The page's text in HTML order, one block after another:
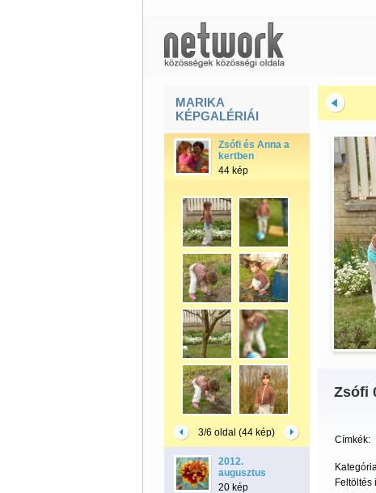
MARIKA
KÉPGALÉRIÁI
Zsófi és Anna a
kertben
44 kép
3/6 oldal (44 kép)
2012.
augusztus
20 kép
Zsófi
Címkék:
Feltöltés